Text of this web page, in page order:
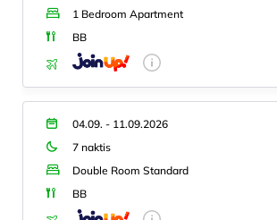
1 Bedroom Apartment
BB
04.09. - 11.09.2026
7 naktis
Double Room Standard
BB